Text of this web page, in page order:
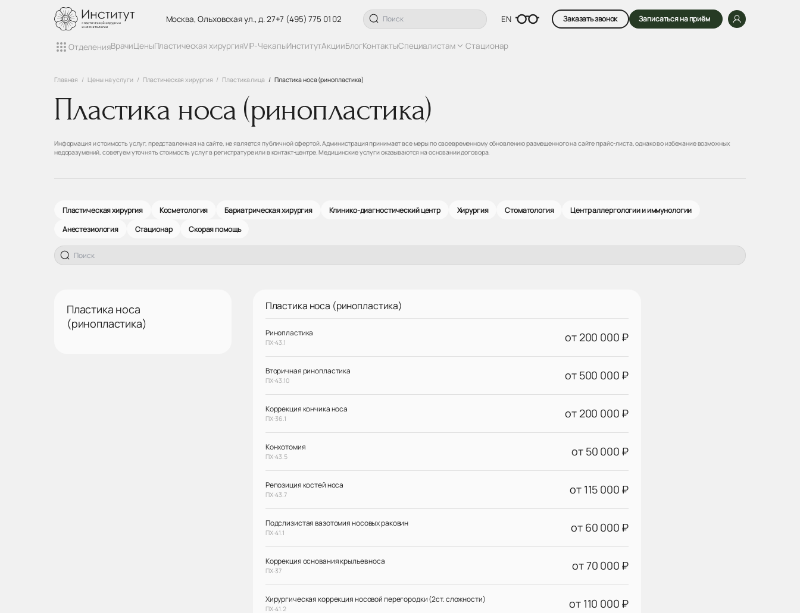
Москва, Ольховская ул., д. 27+7 (495) 775 01 02 EN Заказать звонок Записаться на приём
ОтделенияВрачиЦеныПластическая хирургияVIP-ЧекапыИнститутАкцииБлогКонтактыСпециалистам Стационар
Главная Цены на услуги Пластическая хирургия Пластика лица Пластика носа (ринопластика)
Пластика носа (ринопластика)
Информация и стоимость услуг, представленная на сайте, не является публичной офертой. Администрация принимает все меры по своевременному обновлению размещенного на сайте прайс-листа, однако во избежание возможных
недоразумений, советуем уточнять стоимость услуг в регистратуре или в контакт-центре. Медицинские услуги оказываются на основании договора.
Пластическая хирургия Косметология Бариатрическая хирургия Клинико-диагностический центр Хирургия Стоматология
Центр аллергологии и иммунологии
Анестезиология
Стационар Скорая помощь
Пластика носа
(ринопластика)
Пластика носа (ринопластика)
Ринопластика
ПХ-43.1 от 200 000 ₽
Вторичная ринопластика
ПХ-43.10 от 500 000 ₽
Коррекция кончика носа
ПХ-36.1 от 200 000 ₽
Конхотомия
ПХ-43.5 от 50 000 ₽
Репозиция костей носа
ПХ-43.7 от 115 000 ₽
Подслизистая вазотомия носовых раковин
ПХ-41.1 от 60 000 ₽
Коррекция основания крыльев носа
ПХ-37 от 70 000 ₽
Хирургическая коррекция носовой перегородки (2ст. сложности)
ПХ-41.2 от 110 000 ₽